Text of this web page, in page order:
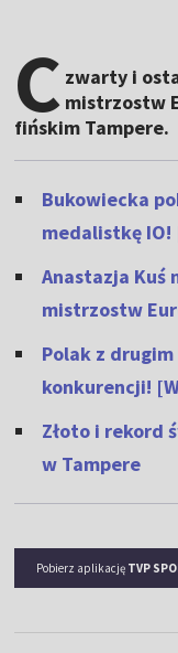
C zwarty i
mistrzostw
fińskim Tampere.
Bukowiecka
medalistkę IO!
Anastazja Kuś
mistrzostw
Polak z
konkurencji!
Złoto i rekord
w Tampere
Pobierz aplikację TVP